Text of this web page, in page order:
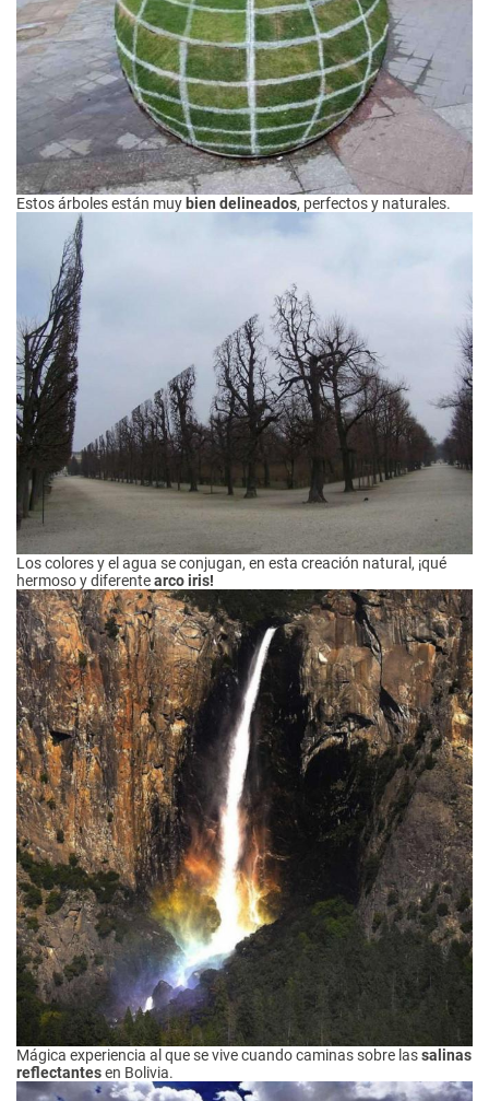
Estos árboles están muybien delineados, perfectos y naturales.
Los colores y el agua se conjugan, en esta creación natural, ¡qué
hermoso y diferentearco iris!
Mágica experiencia al que se vive cuando caminas sobre lassalinas
reflectantesen Bolivia.